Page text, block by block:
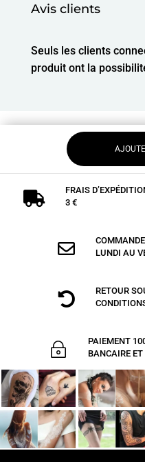
Avis clients
Seuls les clients
produit ont la

FRAIS
3 €

LUNDI AU

RETOUR
~
PAIEMENT
BANCAIRE ET